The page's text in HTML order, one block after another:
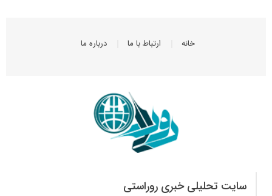
خانه ارتباط با ما درباره ما
سایت تحلیلی خبری روراستی